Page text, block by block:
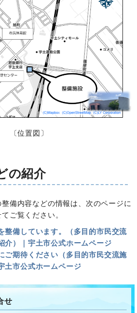
〔位置図〕
の紹介
備内容などの情報は、次のページに
ご覧ください。
整備しています。（多目的市民交流
介）｜宇土市公式ホームページ
ご期待ください（多目的市民交流施
土市公式ホームページ
せ